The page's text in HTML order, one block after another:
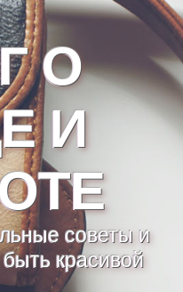
О
И
советы и
красивой